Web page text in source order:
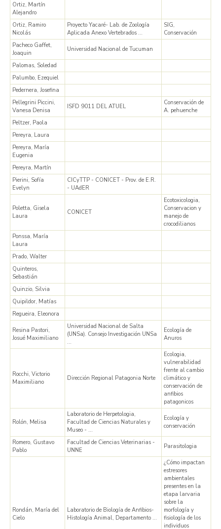
Ortiz, Martín
Alejandro
Ortiz, Ramiro
Nicolás
Proyecto Yacaré- Lab. de Zoología
Aplicada Anexo Vertebrados …
SIG,
Conservación
Pacheco Gaffet,
Joaquin
Universidad Nacional de Tucuman
Palomas, Soledad
Palumbo, Ezequiel
Pedernera, Josefina
Pellegrini Piccini,
Vanesa Denisa
ISFD 9011 DEL ATUEL
Conservación de
A. pehuenche
Peltzer, Paola
Pereyra, Laura
Pereyra, María
Eugenia
Pereyra, Martín
Pierini, Sofía
Evelyn
CICyTTP - CONICET - Prov. de E.R.
- UAdER
Poletta, Gisela
Laura
CONICET
Ecotoxicologia,
Conservacion y
manejo de
crocodilianos
Ponssa, María
Laura
Prado, Walter
Quinteros,
Sebastián
Quinzio, Silvia
Quipildor, Matías
Regueira, Eleonora
Resina Pastori,
Josué Maximiliano
Universidad Nacional de Salta
(UNSa). Consejo Investigación UNSa
…
Ecología de
Anuros
Rocchi, Victorio
Maximiliano
Dirección Regional Patagonia Norte
Ecologia,
vulnerabilidad
frente al cambio
climático y
conservación de
anfibios
patagonicos
Rolón, Melisa
Laboratorio de Herpetologia,
Facultad de Ciencias Naturales y
Museo - …
Ecología y
conservación
Romero, Gustavo
Pablo
Facultad de Ciencias Veterinarias -
UNNE
Parasitologia
Rondán, María del
Cielo
Laboratorio de Biología de Anfibios-
Histología Animal, Departamento …
¿Cómo impactan
estresores
ambientales
presentes en la
etapa larvaria
sobre la
morfología y
fisiología de los
individuos